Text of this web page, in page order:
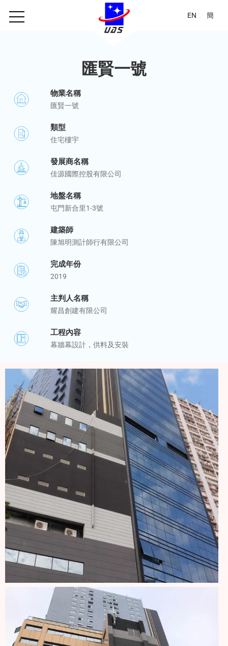
EN 簡
匯賢一號
物業名稱
匯賢一號
類型
住宅樓宇
發展商名稱
佳源國際控股有限公司
地盤名稱
屯門新合里1-3號
建築師
陳旭明測計師行有限公司
完成年份
2019
主判人名稱
耀昌創建有限公司
工程內容
幕牆幕設計，供料及安裝